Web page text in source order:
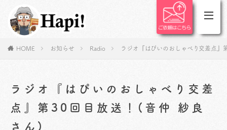
HOME お知らせ Radio ラジオ『はぴいのおしゃべり交差点
ラジオ『はぴいのおしゃべり交差
点』第30回目放送！(音仲 紗良
さん)